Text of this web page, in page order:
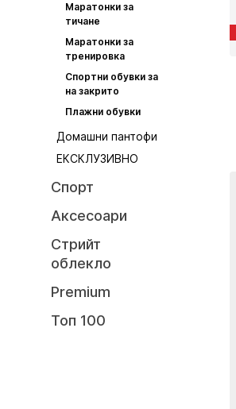
Маратонки за
тичане
Маратонки за
тренировка
Спортни обувки за
на закрито
Плажни обувки
Домашни пантофи
ЕКСКЛУЗИВНО
Спорт
Аксесоари
Стрийт
облекло
Premium
Топ 100